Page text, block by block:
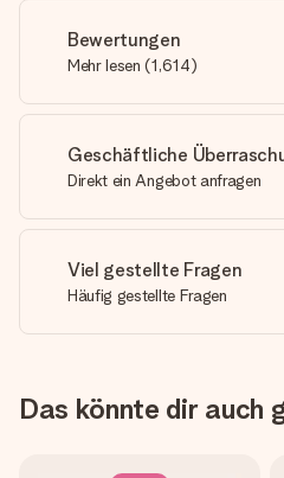
Bewertungen
Mehr lesen (1,614)
Geschäftliche
Direkt ein Angebot anfragen
Viel gestellte Fragen
Häufig gestellte Fragen
Das könnte dir auch